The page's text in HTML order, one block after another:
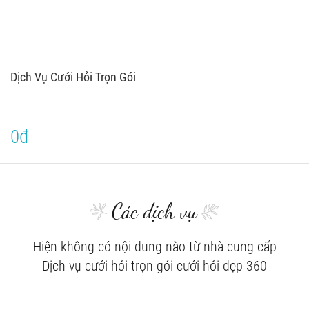
Dịch Vụ Cưới Hỏi Trọn Gói
0đ
Các dịch vụ
Hiện không có nội dung nào từ nhà cung cấp
Dịch vụ cưới hỏi trọn gói cưới hỏi đẹp 360